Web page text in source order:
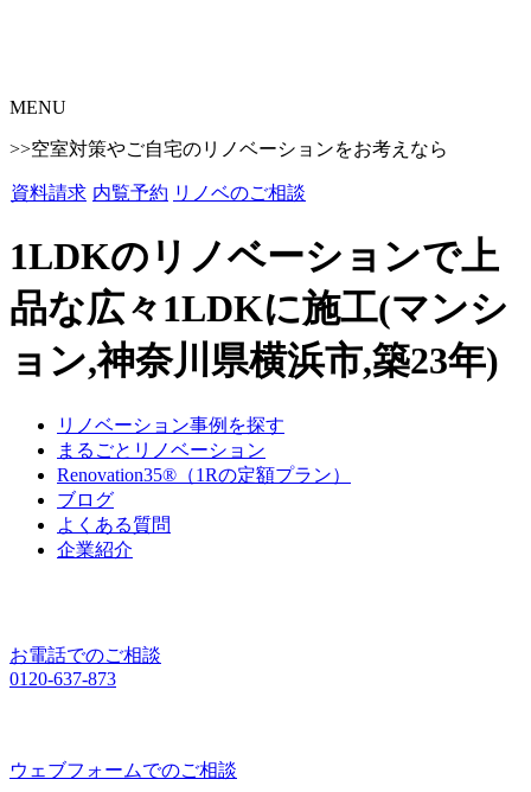
MENU
>>空室対策やご自宅のリノベーションをお考えなら
資料請求 内覧予約 リノベのご相談
1LDKのリノベーションで上
品な広々1LDKに施工(マンシ
ョン,神奈川県横浜市,築23年)
リノベーション事例を探す
まるごとリノベーション
Renovation35®（1Rの定額プラン）
ブログ
よくある質問
企業紹介
お電話でのご相談
0120-637-873
ウェブフォームでのご相談